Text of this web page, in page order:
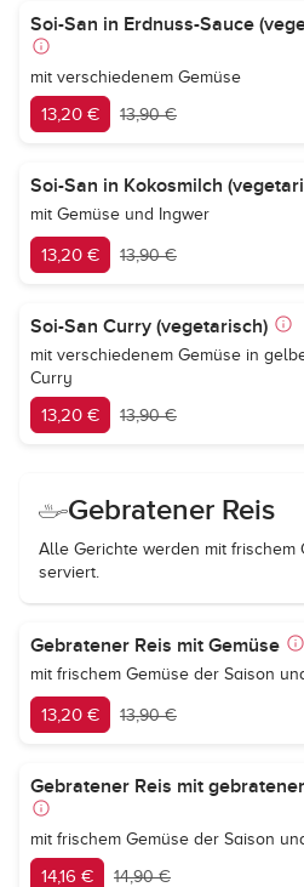
Soi-San in Erdnuss-Sauce
mit verschiedenem Gemüse
13,20 € 13,90 €
Soi-San in Kokosmilch
mit Gemüse und Ingwer
13,20 € 13,90 €
Soi-San Curry (vegetarisch)
mit verschiedenem Gemüse in
Curry
13,20 € 13,90 €
Gebratener Reis
Alle Gerichte werden mit frischem
serviert.
Gebratener Reis mit Gemüse
mit frischem Gemüse der Saison
13,20 € 13,90 €
Gebratener Reis mit
mit frischem Gemüse der Saison
14,16 € 14,90 €